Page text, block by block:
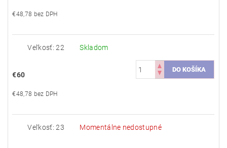
€48,78 bez DPH
Veľkosť: 22 Skladom
€60
€48,78 bez DPH
Veľkosť: 23 Momentálne nedostupné